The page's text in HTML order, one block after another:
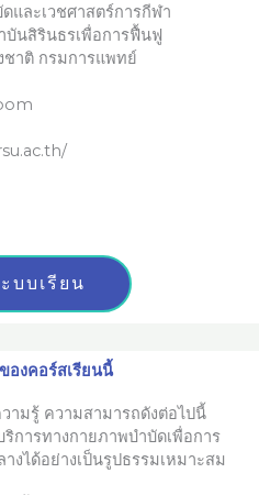
และเวชศาสตร์การกีฬา
บันสิรินธรเพื่อการฟื้นฟู
าติ กรมการแพทย์
บบเรียน
องคอร์สเรียนนี้
ามรู้ ความสามารถดังต่อไปนี้
การทางกายภาพบำบัดเพื่อการ
ได้อย่างเป็นรูปธรรมเหมาะสม